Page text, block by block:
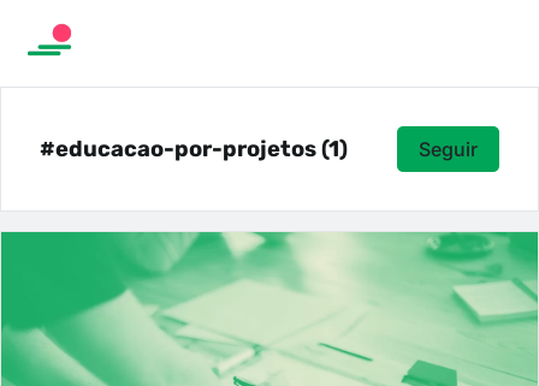
#educacao-por-projetos (1) Seguir